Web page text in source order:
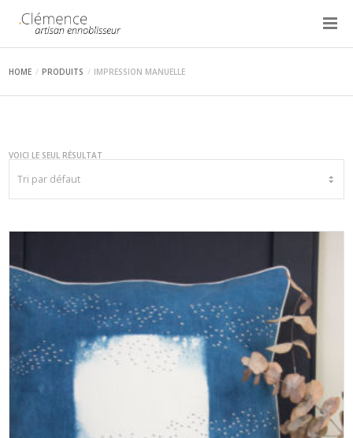
HOME PRODUITS IMPRESSION MANUELLE
VOICI LE SEUL RÉSULTAT